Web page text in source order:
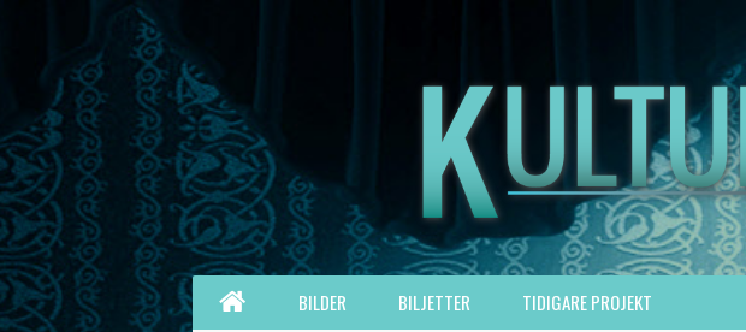
Hoppa
till
HEM BILDER BILJETTER TIDIGARE PROJEKT